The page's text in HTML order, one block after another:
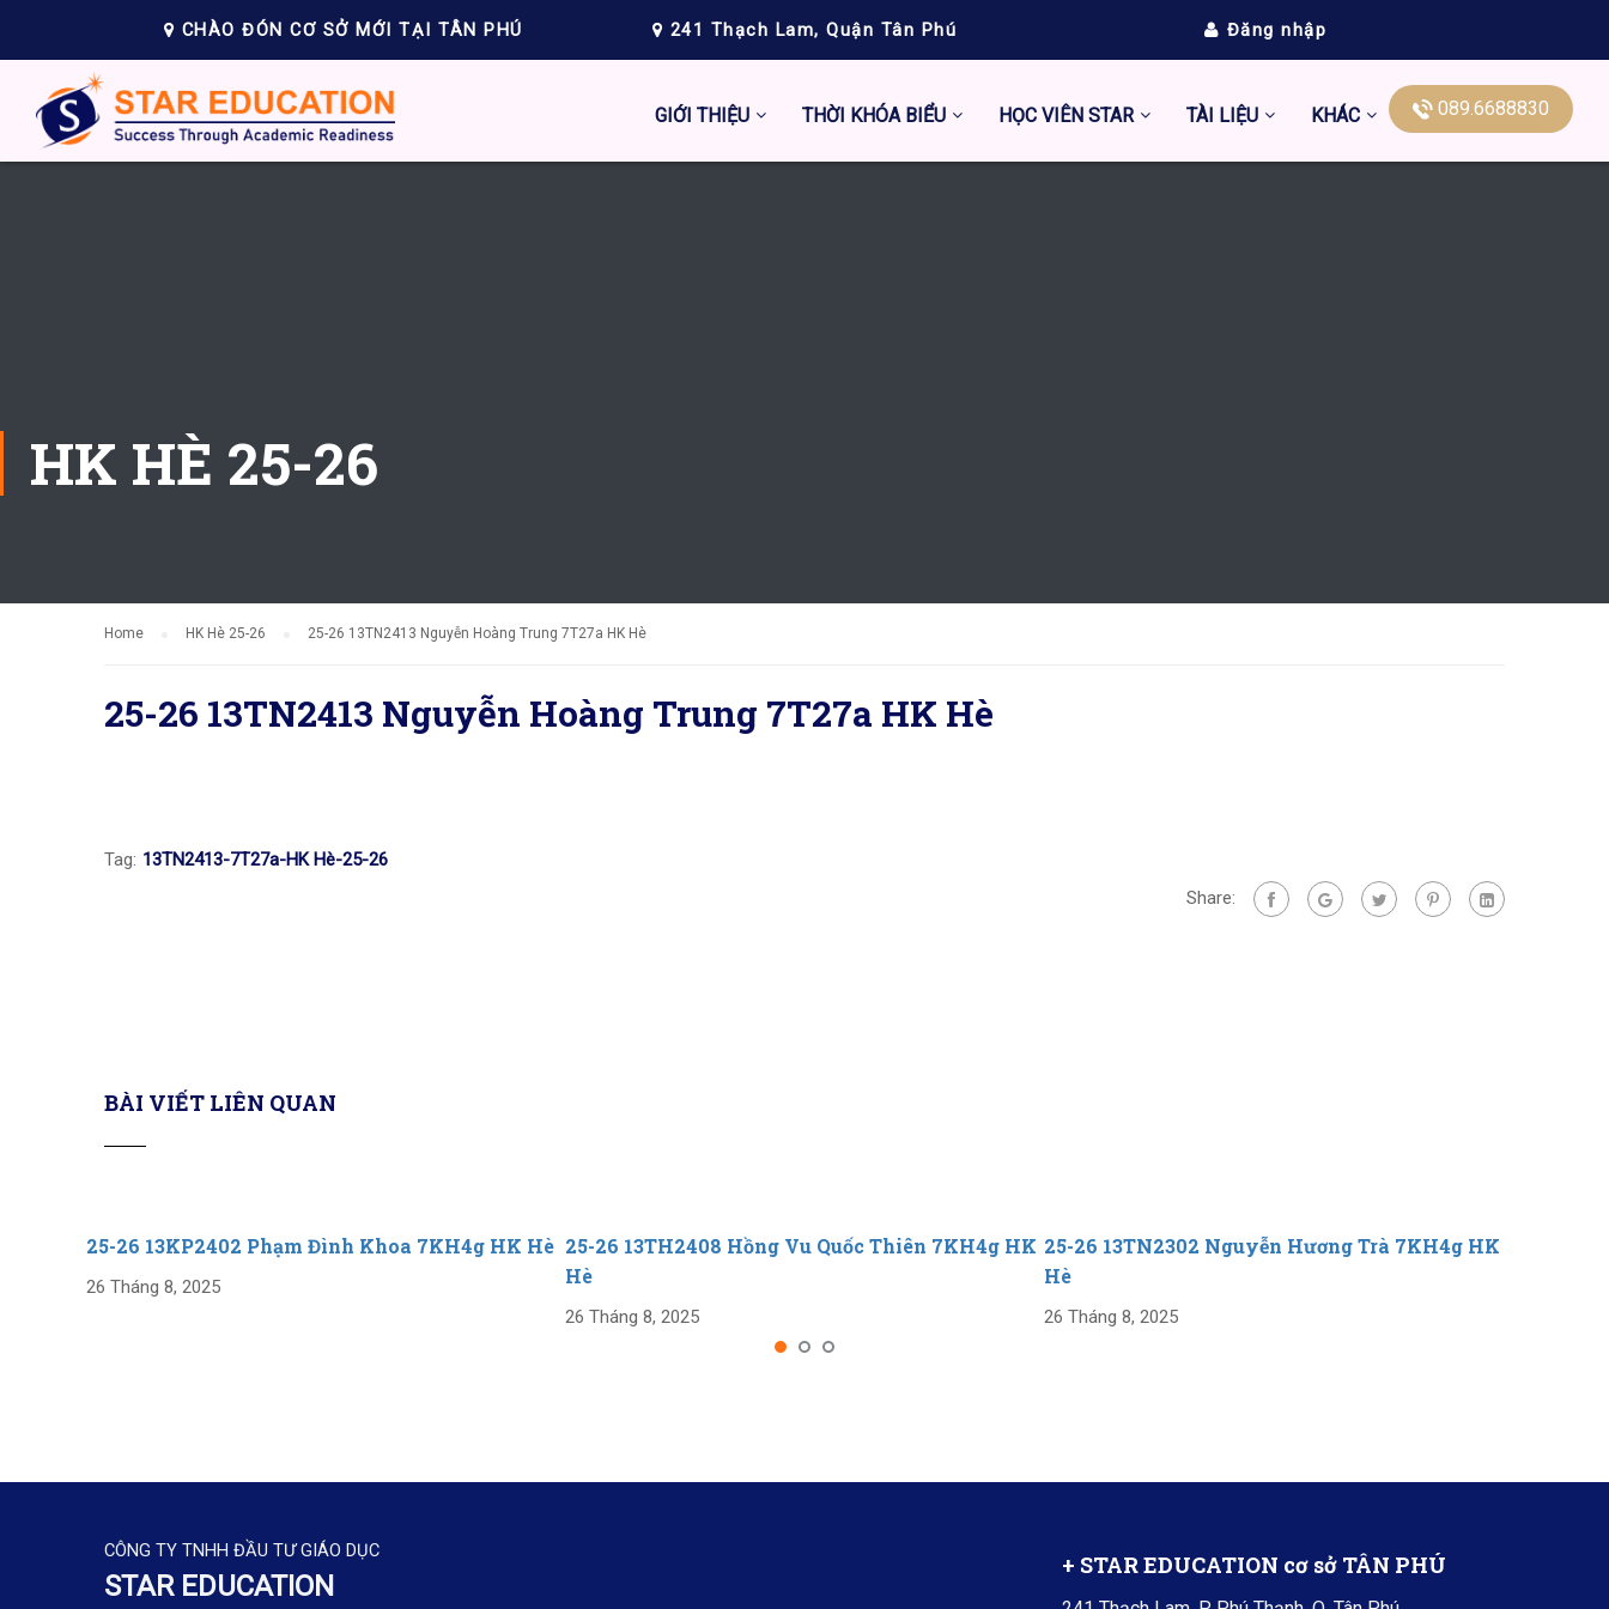
CHÀO ĐÓN CƠ SỞ MỚI TẠI TÂN PHÚ 241 Thạch Lam, Quận Tân Phú Đăng nhập
GIỚI THIỆU THỜI KHÓA BIỂU HỌC VIÊN STAR TÀI LIỆU KHÁC 089.6688830
HK HÈ 25-26
Home HK Hè 25-26 25-26 13TN2413 Nguyễn Hoàng Trung 7T27a HK Hè
25-26 13TN2413 Nguyễn Hoàng Trung 7T27a HK Hè
Tag: 13TN2413-7T27a-HK Hè-25-26
Share:
BÀI VIẾT LIÊN QUAN
25-26 13KP2402 Phạm Đình Khoa 7KH4g HK Hè
26 Tháng 8, 2025
25-26 13TH2408 Hồng Vu Quốc Thiên 7KH4g HK
Hè
26 Tháng 8, 2025
25-26 13TN2302 Nguyễn Hương Trà 7KH4g HK
Hè
26 Tháng 8, 2025
CÔNG TY TNHH ĐẦU TƯ GIÁO DỤC
STAR EDUCATION
+ STAR EDUCATION cơ sở TÂN PHÚ